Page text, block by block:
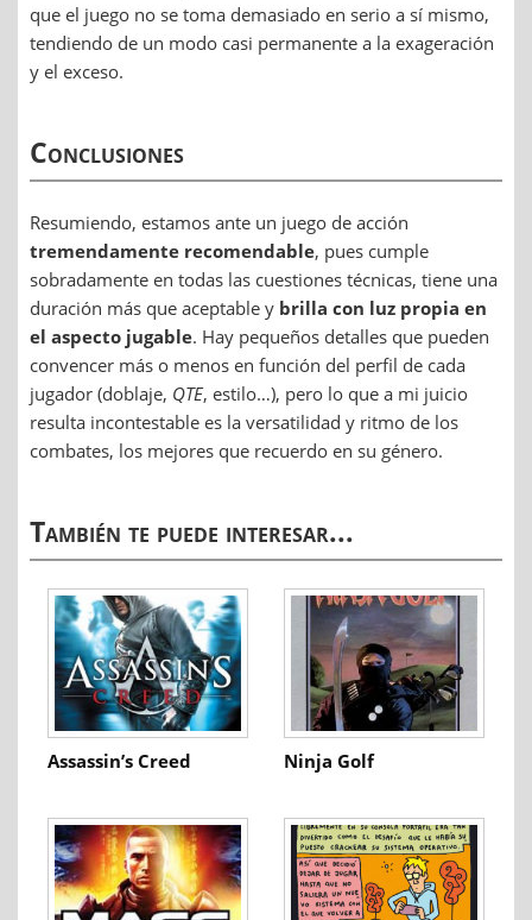
que el juego no se toma demasiado en serio a sí mismo,
tendiendo de un modo casi permanente a la exageración
y el exceso.
Conclusiones
Resumiendo, estamos ante un juego de acción
tremendamente recomendable, pues cumple
sobradamente en todas las cuestiones técnicas, tiene una
duración más que aceptable y brilla con luz propia en
el aspecto jugable. Hay pequeños detalles que pueden
convencer más o menos en función del perfil de cada
jugador (doblaje, QTE, estilo…), pero lo que a mi juicio
resulta incontestable es la versatilidad y ritmo de los
combates, los mejores que recuerdo en su género.
También te puede interesar...
Assassin’s Creed Ninja Golf